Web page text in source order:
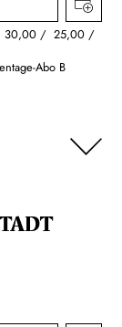
30,00 25,00
Abo B